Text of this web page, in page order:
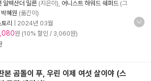
알렉산더 밀른 (지은이), 어니스트 하워드 쉐퍼드 (그
박혜원 (옮긴이)
리
2024년 03월
원 (10% 할인 / 3,060원)
본 곰돌이 푸, 우린 이제 여섯 살이야 (스